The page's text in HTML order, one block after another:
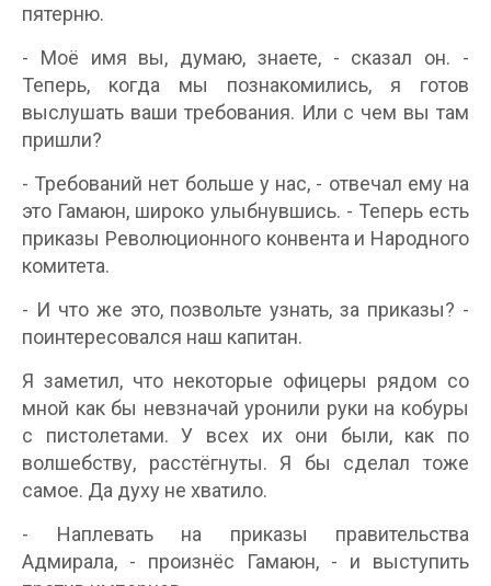
пятерню.
- Моё имя вы, думаю, знаете, - сказал он. -
Теперь, когда мы познакомились, я готов
выслушать ваши требования. Или с чем вы там
пришли?
- Требований нет больше у нас, - отвечал ему на
это Гамаюн, широко улыбнувшись. - Теперь есть
приказы Революционного конвента и Народного
комитета.
- И что же это, позвольте узнать, за приказы? -
поинтересовался наш капитан.
Я заметил, что некоторые офицеры рядом со
мной как бы невзначай уронили руки на кобуры
с пистолетами. У всех их они были, как по
волшебству, расстёгнуты. Я бы сделал тоже
самое. Да духу не хватило.
- Наплевать на приказы правительства
Адмирала, - произнёс Гамаюн, - и выступить